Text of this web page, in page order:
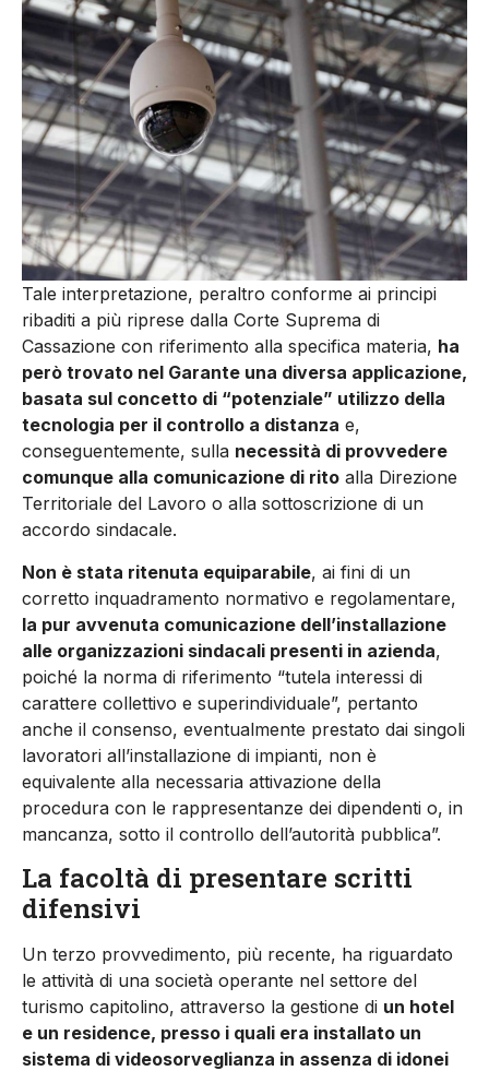
Tale interpretazione, peraltro conforme ai principi
ribaditi a più riprese dalla Corte Suprema di
Cassazione con riferimento alla specifica materia, ha
però trovato nel Garante una diversa applicazione,
basata sul concetto di “potenziale” utilizzo della
tecnologia per il controllo a distanza e,
conseguentemente, sulla necessità di provvedere
comunque alla comunicazione di rito alla Direzione
Territoriale del Lavoro o alla sottoscrizione di un
accordo sindacale.
Non è stata ritenuta equiparabile, ai fini di un
corretto inquadramento normativo e regolamentare,
la pur avvenuta comunicazione dell’installazione
alle organizzazioni sindacali presenti in azienda,
poiché la norma di riferimento “tutela interessi di
carattere collettivo e superindividuale”, pertanto
anche il consenso, eventualmente prestato dai singoli
lavoratori all’installazione di impianti, non è
equivalente alla necessaria attivazione della
procedura con le rappresentanze dei dipendenti o, in
mancanza, sotto il controllo dell’autorità pubblica”.
La facoltà di presentare scritti
difensivi
Un terzo provvedimento, più recente, ha riguardato
le attività di una società operante nel settore del
turismo capitolino, attraverso la gestione di un hotel
e un residence, presso i quali era installato un
sistema di videosorveglianza in assenza di idonei